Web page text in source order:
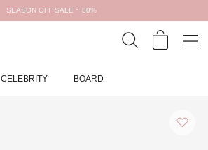
SEASON OFF SALE ~ 80%
CELEBRITY BOARD